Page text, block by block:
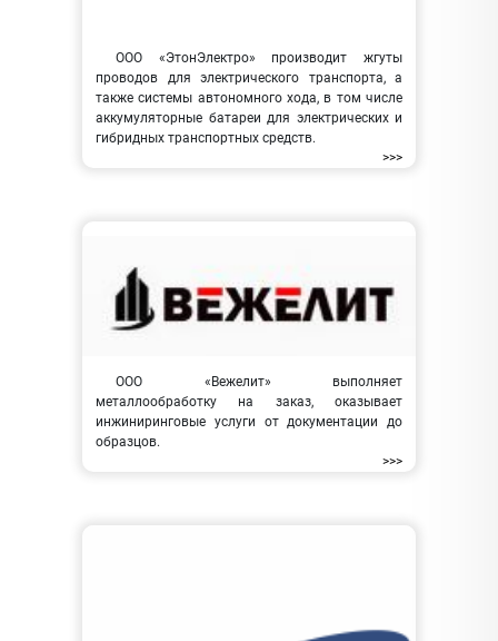
ООО «ЭтонЭлектро» производит жгуты
проводов для электрического транспорта, а
также системы автономного хода, в том числе
аккумуляторные батареи для электрических и
гибридных транспортных средств.
>>>
ООО «Вежелит» выполняет
металлообработку на заказ, оказывает
инжиниринговые услуги от документации до
образцов.
>>>